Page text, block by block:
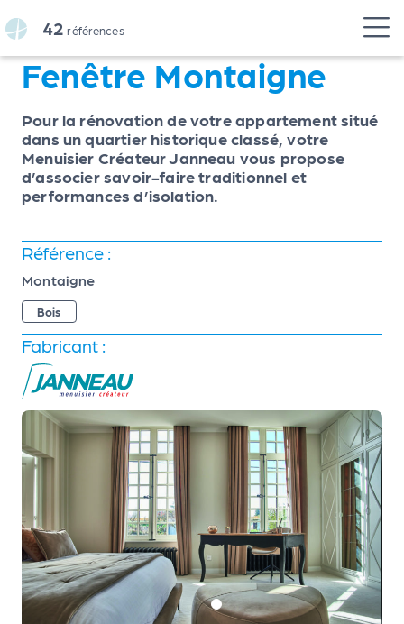
42 références
Fenêtre Montaigne
Pour la rénovation de votre appartement situé
dans un quartier historique classé, votre
Menuisier Créateur Janneau vous propose
d’associer savoir-faire traditionnel et
performances d’isolation.
Référence :
Montaigne
Bois
Fabricant :